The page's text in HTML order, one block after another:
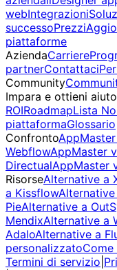
webIntegrazioni
successoPrezzi
piattaforme
AziendaCarriere
partnerContattaci
Community
Impara e ottieni aiuto
ROIRoadmapLista
piattaformaGlossario
Confronto
WebflowAppMaster
DirectualAppMaster
RisorseAlternative a
a Kissflow
PieAlternative a
MendixAlternative a
AdaloAlternative a
personalizzato
Termini di servizio